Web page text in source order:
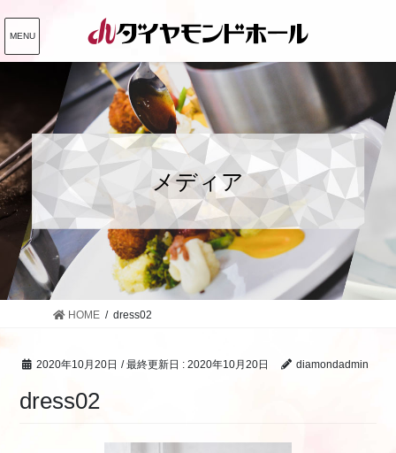
ン
テ
移
動
ビ
ゲ
ン
に
移
動
メディア
HOME dress02
2020年10月20日 / 最終更新日 :2020年10月20日 diamondadmin
dress02
MENU